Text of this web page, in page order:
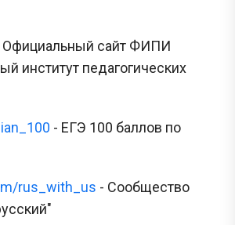
Официальный сайт ФИПИ
институт педагогических
- ЕГЭ 100 баллов по
rus_with_us - Сообщество